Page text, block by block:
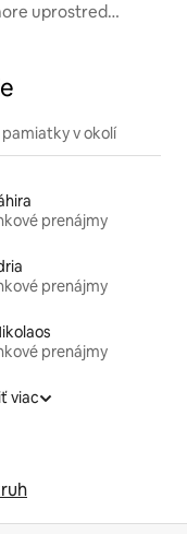
uprostred
v okolí
prenájmy
prenájmy
prenájmy
viac